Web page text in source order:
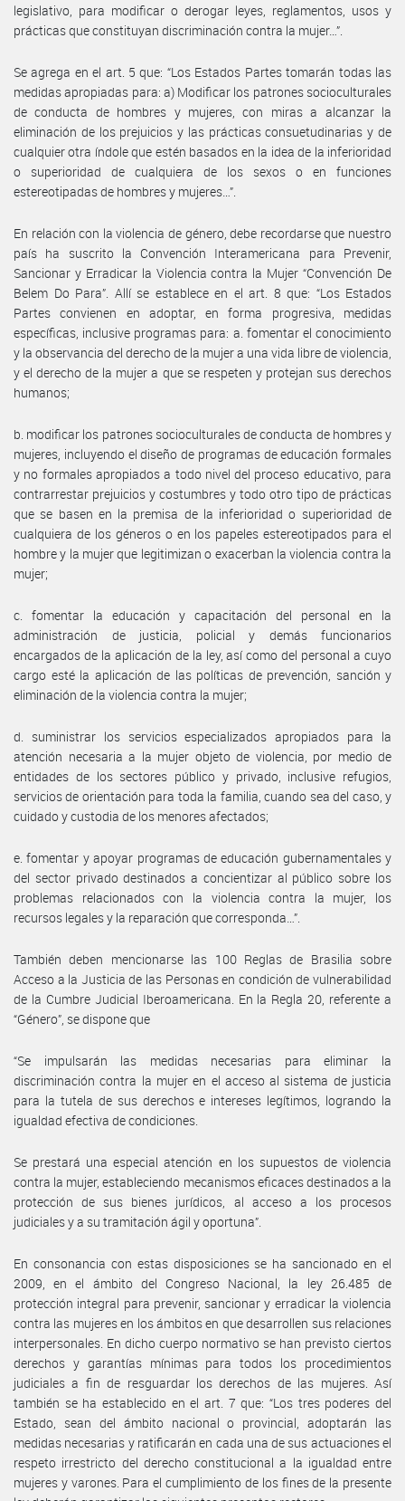
legislativo, para modificar o derogar leyes, reglamentos, usos y
prácticas que constituyan discriminación contra la mujer…”.
Se agrega en el art. 5 que: “Los Estados Partes tomarán todas las
medidas apropiadas para: a) Modificar los patrones socioculturales
de conducta de hombres y mujeres, con miras a alcanzar la
eliminación de los prejuicios y las prácticas consuetudinarias y de
cualquier otra índole que estén basados en la idea de la inferioridad
o superioridad de cualquiera de los sexos o en funciones
estereotipadas de hombres y mujeres…”.
En relación con la violencia de género, debe recordarse que nuestro
país ha suscrito la Convención Interamericana para Prevenir,
Sancionar y Erradicar la Violencia contra la Mujer “Convención De
Belem Do Para”. Allí se establece en el art. 8 que: “Los Estados
Partes convienen en adoptar, en forma progresiva, medidas
específicas, inclusive programas para: a. fomentar el conocimiento
y la observancia del derecho de la mujer a una vida libre de violencia,
y el derecho de la mujer a que se respeten y protejan sus derechos
humanos;
b. modificar los patrones socioculturales de conducta de hombres y
mujeres, incluyendo el diseño de programas de educación formales
y no formales apropiados a todo nivel del proceso educativo, para
contrarrestar prejuicios y costumbres y todo otro tipo de prácticas
que se basen en la premisa de la inferioridad o superioridad de
cualquiera de los géneros o en los papeles estereotipados para el
hombre y la mujer que legitimizan o exacerban la violencia contra la
mujer;
c. fomentar la educación y capacitación del personal en la
administración de justicia, policial y demás funcionarios
encargados de la aplicación de la ley, así como del personal a cuyo
cargo esté la aplicación de las políticas de prevención, sanción y
eliminación de la violencia contra la mujer;
d. suministrar los servicios especializados apropiados para la
atención necesaria a la mujer objeto de violencia, por medio de
entidades de los sectores público y privado, inclusive refugios,
servicios de orientación para toda la familia, cuando sea del caso, y
cuidado y custodia de los menores afectados;
e. fomentar y apoyar programas de educación gubernamentales y
del sector privado destinados a concientizar al público sobre los
problemas relacionados con la violencia contra la mujer, los
recursos legales y la reparación que corresponda…”.
También deben mencionarse las 100 Reglas de Brasilia sobre
Acceso a la Justicia de las Personas en condición de vulnerabilidad
de la Cumbre Judicial Iberoamericana. En la Regla 20, referente a
“Género”, se dispone que
“Se impulsarán las medidas necesarias para eliminar la
discriminación contra la mujer en el acceso al sistema de justicia
para la tutela de sus derechos e intereses legítimos, logrando la
igualdad efectiva de condiciones.
Se prestará una especial atención en los supuestos de violencia
contra la mujer, estableciendo mecanismos eficaces destinados a la
protección de sus bienes jurídicos, al acceso a los procesos
judiciales y a su tramitación ágil y oportuna”.
En consonancia con estas disposiciones se ha sancionado en el
2009, en el ámbito del Congreso Nacional, la ley 26.485 de
protección integral para prevenir, sancionar y erradicar la violencia
contra las mujeres en los ámbitos en que desarrollen sus relaciones
interpersonales. En dicho cuerpo normativo se han previsto ciertos
derechos y garantías mínimas para todos los procedimientos
judiciales a fin de resguardar los derechos de las mujeres. Así
también se ha establecido en el art. 7 que: “Los tres poderes del
Estado, sean del ámbito nacional o provincial, adoptarán las
medidas necesarias y ratificarán en cada una de sus actuaciones el
respeto irrestricto del derecho constitucional a la igualdad entre
mujeres y varones. Para el cumplimiento de los fines de la presente